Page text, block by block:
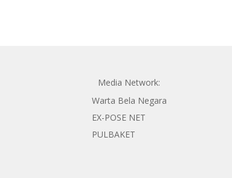
Media Network:
Warta Bela Negara
EX-POSE NET
PULBAKET